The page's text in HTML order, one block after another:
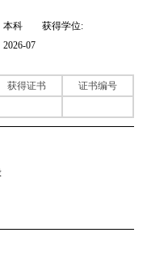
本科 获得学位:
2026-07
获得证书
证书编号